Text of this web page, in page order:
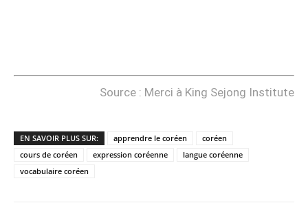
Source : Merci à King Sejong Institute
EN SAVOIR PLUS SUR: apprendre le coréen
coréen
cours de coréen
expression coréenne
langue coréenne
vocabulaire coréen